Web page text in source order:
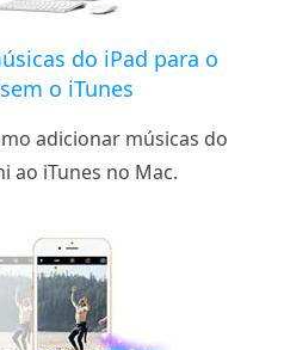
do iPad para o
o iTunes
adicionar músicas do
ao iTunes no Mac.